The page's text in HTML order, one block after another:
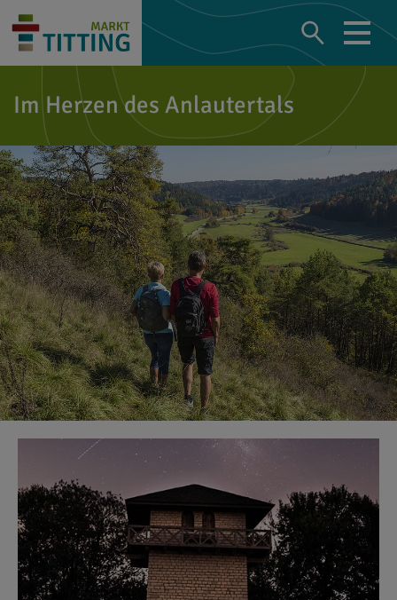
Im Herzen des Anlautertals